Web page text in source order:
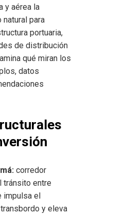
y aérea la
para
portuaria,
de distribución
qué miran los
datos
corredor
tránsito entre
impulsa el
y eleva